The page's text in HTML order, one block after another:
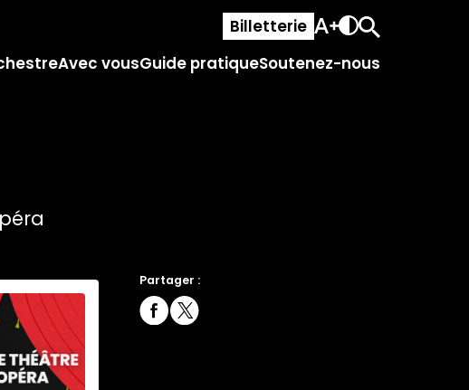
Billetterie
Avec vousGuide pratiqueSoutenez-nous
Partager :